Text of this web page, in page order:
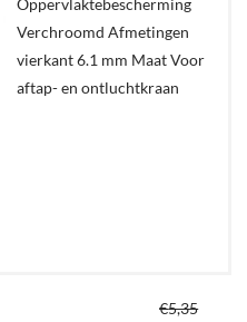
Oppervlaktebescherming
Verchroomd Afmetingen
vierkant 6.1 mm Maat Voor
aftap- en ontluchtkraan
€5,35